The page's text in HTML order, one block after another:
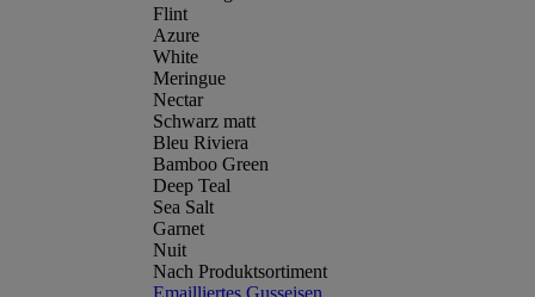
Flint
Azure
White
Meringue
Nectar
Schwarz matt
Bleu Riviera
Bamboo Green
Deep Teal
Sea Salt
Garnet
Nuit
Nach Produktsortiment
Emailliertes Gusseisen